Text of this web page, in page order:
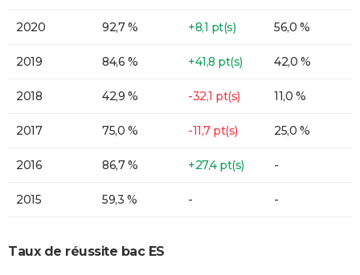
2020 92,7 % +8,1 pt(s) 56,0 %
2019 84,6 % +41,8 pt(s) 42,0 %
2018 42,9 % -32,1 pt(s) 11,0 %
2017 75,0 % -11,7 pt(s) 25,0 %
2016 86,7 % +27,4 pt(s) -
2015 59,3 % - -
Taux de réussite bac ES